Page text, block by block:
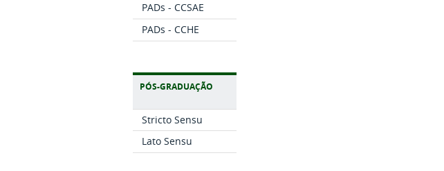
PADs - CCSAE
PADs - CCHE
PÓS-GRADUAÇÃO
Stricto Sensu
Lato Sensu